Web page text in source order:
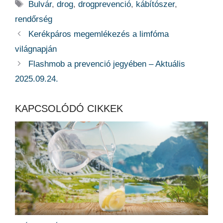
Címkék
Bulvár,drog,drogprevenció, kábítószer,
rendőrség
Kerékpáros megemlékezés a limfóma
világnapján
Flashmob a prevenció jegyében – Aktuális
2025.09.24.
KAPCSOLÓDÓ CIKKEK